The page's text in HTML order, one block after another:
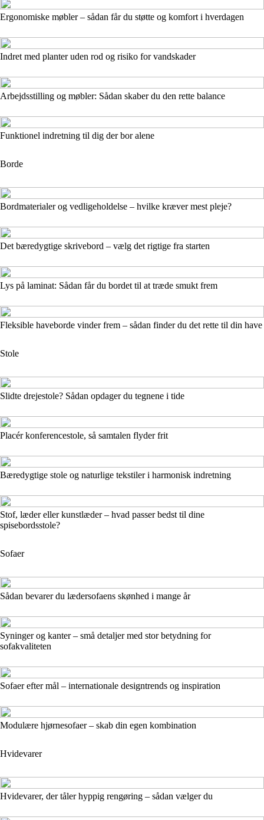
Ergonomiske møbler – sådan får du støtte og komfort i hverdagen
Indret med planter uden rod og risiko for vandskader
Arbejdsstilling og møbler: Sådan skaber du den rette balance
Funktionel indretning til dig der bor alene
Borde
Bordmaterialer og vedligeholdelse – hvilke kræver mest pleje?
Det bæredygtige skrivebord – vælg det rigtige fra starten
Lys på laminat: Sådan får du bordet til at træde smukt frem
Fleksible haveborde vinder frem – sådan finder du det rette til din have
Stole
Slidte drejestole? Sådan opdager du tegnene i tide
Placér konferencestole, så samtalen flyder frit
Bæredygtige stole og naturlige tekstiler i harmonisk indretning
Stof, læder eller kunstlæder – hvad passer bedst til dine
spisebordsstole?
Sofaer
Sådan bevarer du lædersofaens skønhed i mange år
Syninger og kanter – små detaljer med stor betydning for
sofakvaliteten
Sofaer efter mål – internationale designtrends og inspiration
Modulære hjørnesofaer – skab din egen kombination
Hvidevarer
Hvidevarer, der tåler hyppig rengøring – sådan vælger du